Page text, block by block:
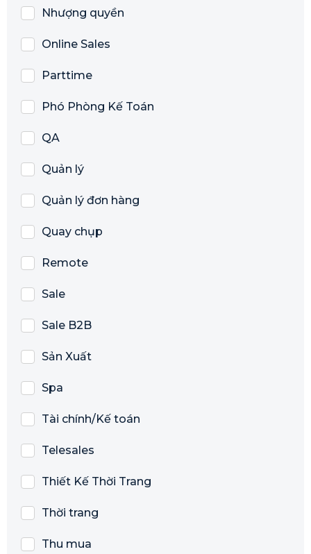
Nhượng quyền
Online Sales
Parttime
Phó Phòng Kế Toán
QA
Quản lý
Quản lý đơn hàng
Quay chụp
Remote
Sale
Sale B2B
Sản Xuất
Spa
Tài chính/Kế toán
Telesales
Thiết Kế Thời Trang
Thời trang
Thu mua